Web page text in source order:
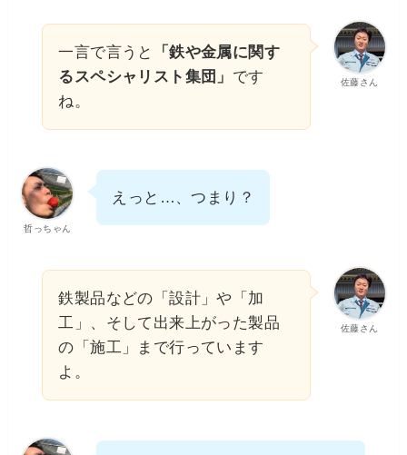
佐藤さん
一言で言うと
「鉄や金属に関す
るスペシャリスト集団」 です
ね。
哲っちゃん
えっと…、つまり？
佐藤さん
鉄製品などの「設計」や「加
工」、そして出来上がった製品
の「施工」まで行っています
よ。